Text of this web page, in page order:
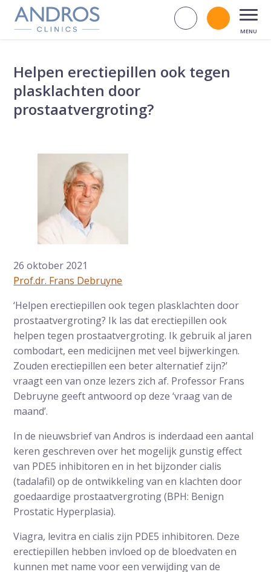
Navigatie overslaan
Zoek op
Bel
Helpen erectiepillen ook tegen
plasklachten door
prostaatvergroting?
26 oktober 2021
Prof.dr. Frans Debruyne
‘Helpen erectiepillen ook tegen plasklachten door
prostaatvergroting? Ik las dat erectiepillen ook
helpen tegen prostaatvergroting. Ik gebruik al jaren
combodart, een medicijnen met veel bijwerkingen.
Zouden erectiepillen een beter alternatief zijn?’
vraagt een van onze lezers zich af. Professor Frans
Debruyne geeft antwoord op deze ‘vraag van de
maand’.
In de nieuwsbrief van Andros is inderdaad een aantal
keren geschreven over het mogelijk gunstig effect
van PDE5 inhibitoren en in het bijzonder cialis
(tadalafil) op de ontwikkeling van en klachten door
goedaardige prostaatvergroting (BPH: Benign
Prostatic Hyperplasia).
Viagra, levitra en cialis zijn PDE5 inhibitoren. Deze
erectiepillen hebben invloed op de bloedvaten en
kunnen met name voor een verwijding van de